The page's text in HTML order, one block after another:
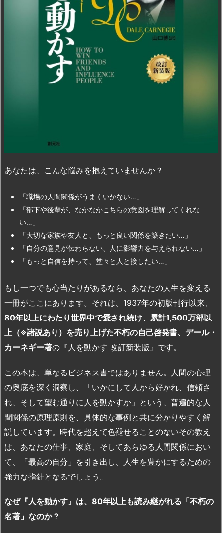
io
あなたは、こんな悩みを抱えていませんか？
「職場の人間関係がうまくいかない…」
「部下や後輩が、なかなかこちらの意図を理解してくれな
い…」
「大切な家族や友人と、もっと良い関係を築きたい…」
「自分の意見が伝わらない、人に影響力を与えられない…」
「もっと自信を持って、堂々と人と接したい…」
もし一つでも心当たりがあるなら、あなたの人生を変える
一冊がここにあります。それは、1937年の初版刊行以来、
80年以上にわたり世界中で愛され続け、累計1,500万部以
上（※諸説あり）を売り上げた不朽の自己啓発書、デール・
カーネギー著の『人を動かす 改訂新装版』です。
この本は、単なるビジネス書ではありません。人間の心理
の奥底を深く洞察し、「いかにして人から好かれ、信頼さ
れ、そして望む通りに人を動かすか」という、普遍的な人
間関係の原理原則を、具体的な事例と共に分かりやすく解
説しています。時代を超えて色褪せることのないその教え
は、あなたの仕事、家庭、そしてあらゆる人間関係におい
て、「最高の自分」を引き出し、人生を豊かにするための
強力な指針となるでしょう。
なぜ『人を動かす』は、80年以上も読み継がれる「不朽の
名著」なのか？